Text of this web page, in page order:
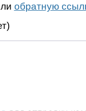
обратную